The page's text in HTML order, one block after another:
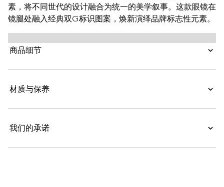
素，将不同世代的设计融合为统一的美学叙事。这款眼镜在
镜腿处融入经典双G标识图案，焕新演绎品牌标志性元素。
商品细节
材质与保养
我们的承诺